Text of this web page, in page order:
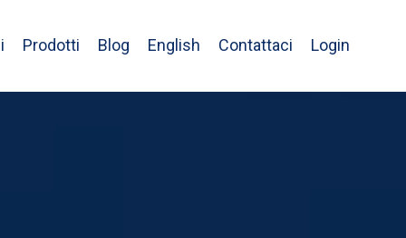
Prodotti Blog English Contattaci Login